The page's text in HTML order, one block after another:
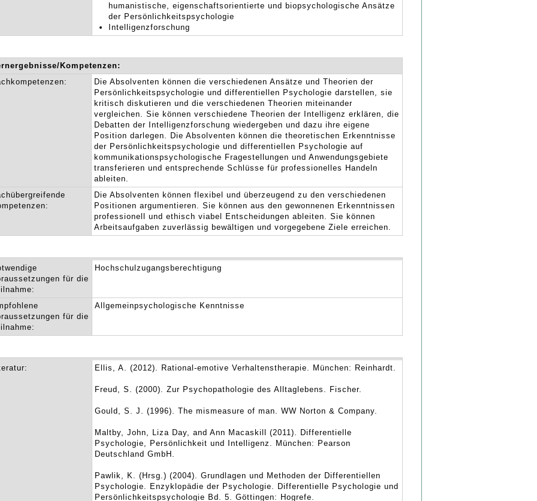
humanistische, eigenschaftsorientierte und biopsychologische Ansätze
der Persönlichkeitspsychologie
Intelligenzforschung
Kompetenzen:
Die Absolventen können die verschiedenen Ansätze und Theorien der
Persönlichkeitspsychologie und differentiellen Psychologie darstellen, sie
kritisch diskutieren und die verschiedenen Theorien miteinander
vergleichen. Sie können verschiedene Theorien der Intelligenz erklären, die
Debatten der Intelligenzforschung wiedergeben und dazu ihre eigene
Position darlegen. Die Absolventen können die theoretischen Erkenntnisse
der Persönlichkeitspsychologie und differentiellen Psychologie auf
kommunikationspsychologische Fragestellungen und Anwendungsgebiete
transferieren und entsprechende Schlüsse für professionelles Handeln
ableiten.
Die Absolventen können flexibel und überzeugend zu den verschiedenen
Positionen argumentieren. Sie können aus den gewonnenen Erkenntnissen
professionell und ethisch viabel Entscheidungen ableiten. Sie können
Arbeitsaufgaben zuverlässig bewältigen und vorgegebene Ziele erreichen.
für die
Hochschulzugangsberechtigung
für die
Allgemeinpsychologische Kenntnisse
Ellis, A. (2012). Rational-emotive Verhaltenstherapie. München: Reinhardt.
Freud, S. (2000). Zur Psychopathologie des Alltaglebens. Fischer.
Gould, S. J. (1996). The mismeasure of man. WW Norton & Company.
Maltby, John, Liza Day, and Ann Macaskill (2011). Differentielle
Psychologie, Persönlichkeit und Intelligenz. München: Pearson
Deutschland GmbH.
Pawlik, K. (Hrsg.) (2004). Grundlagen und Methoden der Differentiellen
Psychologie. Enzyklopädie der Psychologie. Differentielle Psychologie und
Persönlichkeitspsychologie Bd. 5. Göttingen: Hogrefe.